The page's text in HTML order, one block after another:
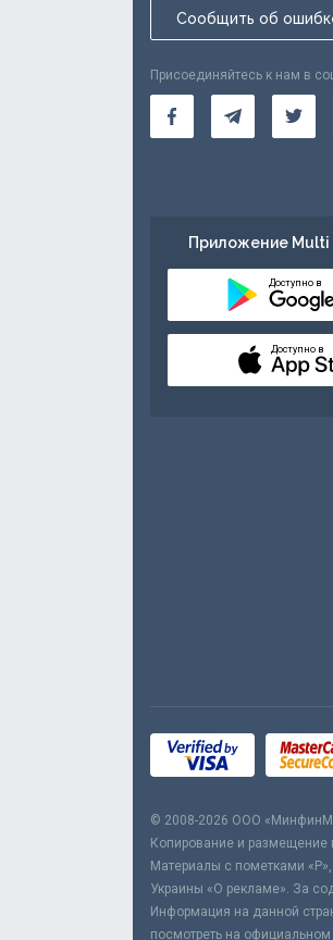
Сообщить об
Присоединяйтесь к нам в
Приложение Multi
Доступно в
Доступно в
© 2008-2026 ООО
Копирование и размещение
Материалы с пометками
Украины «О рекламе». За
Информация на данной
посмотреть на официальном